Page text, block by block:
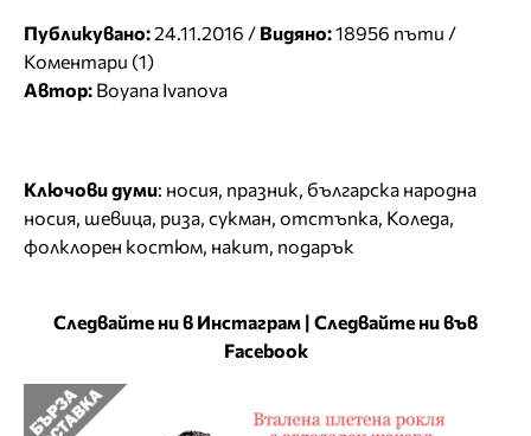
Публикувано:24.11.2016 / Видяно:18956 пъти /
Коментари (1)
Автор: Boyana Ivanova
Ключови думи: носия, празник, българска народна
носия, шевица, риза, сукман, отстъпка, Коледа,
фолклорен костюм, накит, подарък
Следвайте ни в Инстаграм | Следвайте ни във
Facebook